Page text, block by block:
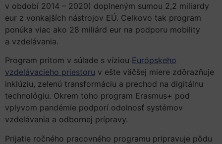
v období 2014 – 2020) doplneným sumou 2,2 miliardy
eur z vonkajších nástrojov EÚ. Celkovo tak program
ponúka viac ako 28 miliárd eur na podporu mobility
a vzdelávania.
Program pritom v súlade s víziou Európskeho
vzdelávacieho priestoru v ešte väčšej miere zdôrazňuje
inklúziu, zelenú transformáciu a prechod na digitálnu
technológiu. Okrem toho program Erasmus+ pod
vplyvom pandémie podporí odolnosť systémov
vzdelávania a odbornej prípravy.
Prijatie ročného pracovného programu pripravuje pôdu